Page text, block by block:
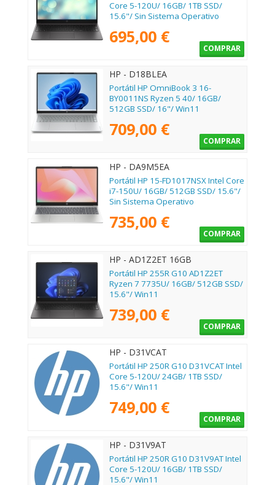
Core 5-120U/ 16GB/ 1TB SSD/
15.6"/ Sin Sistema Operativo
695,00 €
COMPRAR
HP - D18BLEA
Portátil HP OmniBook 3 16-
BY0011NS Ryzen 5 40/ 16GB/
512GB SSD/ 16"/ Win11
709,00 €
COMPRAR
HP - DA9M5EA
Portátil HP 15-FD1017NSX Intel Core
i7-150U/ 16GB/ 512GB SSD/ 15.6"/
Sin Sistema Operativo
735,00 €
COMPRAR
HP - AD1Z2ET 16GB
Portátil HP 255R G10 AD1Z2ET
Ryzen 7 7735U/ 16GB/ 512GB SSD/
15.6"/ Win11
739,00 €
COMPRAR
HP - D31VCAT
Portátil HP 250R G10 D31VCAT Intel
Core 5-120U/ 24GB/ 1TB SSD/
15.6"/ Win11
749,00 €
COMPRAR
HP - D31V9AT
Portátil HP 250R G10 D31V9AT Intel
Core 5-120U/ 16GB/ 1TB SSD/
15.6"/ Win11